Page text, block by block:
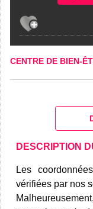
CENTRE DE BIEN-
DESCRIPTION
Les
vérifiées par nos